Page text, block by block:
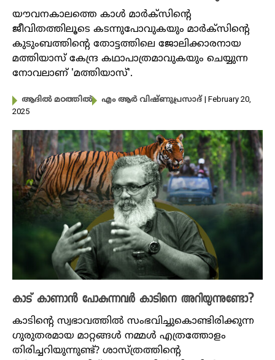
യൗവനകാലത്തെ കാൾ മാർക്സിന്റെ
ജീവിതത്തിലൂടെ കടന്നുപോവുകയും മാർക്സിന്റെ
കുടുംബത്തിൻ്റെ തോട്ടത്തിലെ ജോലിക്കാരനായ
മത്തിയാസ് കേന്ദ്ര കഥാപാത്രമാവുകയും ചെയ്യുന്ന
നോവലാണ് 'മത്തിയാസ്'.
ആദിൽ മഠത്തിൽ എം ആർ വിഷ്ണുപ്രസാദ് | February 20,
2025
കാട് കാണാൻ പോകുന്നവർ കാടിനെ അറിയുന്നുണ്ടോ?
കാടിന്റെ സ്വഭാവത്തിൽ സംഭവിച്ചുകൊണ്ടിരിക്കുന്ന ​
ഗുരുതരമായ മാറ്റങ്ങൾ നമ്മൾ എത്രത്തോളം
തിരിച്ചറിയുന്നുണ്ട്? ശാസ്ത്രത്തിന്റെ